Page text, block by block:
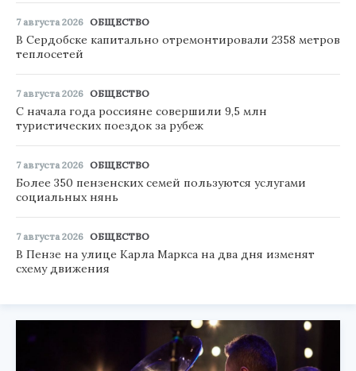
7 августа 2026 ОБЩЕСТВО
В Сердобске капитально отремонтировали 2358 метров
теплосетей
7 августа 2026 ОБЩЕСТВО
С начала года россияне совершили 9,5 млн
туристических поездок за рубеж
7 августа 2026 ОБЩЕСТВО
Более 350 пензенских семей пользуются услугами
социальных нянь
7 августа 2026 ОБЩЕСТВО
В Пензе на улице Карла Маркса на два дня изменят
схему движения